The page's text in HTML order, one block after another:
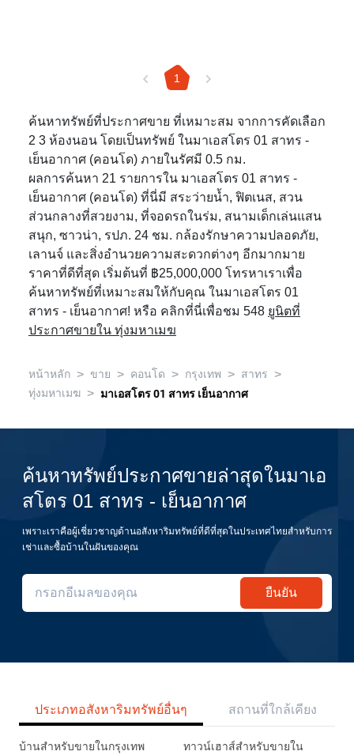
1
ค้นหาทรัพย์ที่ประกาศขาย ที่เหมาะสม จากการคัดเลือก
2 3 ห้องนอน โดยเป็นทรัพย์ ในมาเอสโตร 01 สาทร -
เย็นอากาศ (คอนโด) ภายในรัศมี 0.5 กม.
ผลการค้นหา 21 รายการใน มาเอสโตร 01 สาทร -
เย็นอากาศ (คอนโด) ที่นี่มี สระว่ายน้ำ, ฟิตเนส, สวน
ส่วนกลางที่สวยงาม, ที่จอดรถในร่ม, สนามเด็กเล่นแสน
สนุก, ซาวน่า, รปภ. 24 ชม. กล้องรักษาความปลอดภัย,
เลานจ์ และสิ่งอำนวยความสะดวกต่างๆ อีกมากมาย
ราคาที่ดีที่สุด เริ่มต้นที่ ฿25,000,000 โทรหาเราเพื่อ
ค้นหาทรัพย์ที่เหมาะสมให้กับคุณ ในมาเอสโตร 01
สาทร - เย็นอากาศ! หรือ คลิกที่นี่เพื่อชม 548 ยูนิตที่
ประกาศขายใน ทุ่งมหาเมฆ
หน้าหลัก > ขาย > คอนโด > กรุงเทพ > สาทร >
ทุ่งมหาเมฆ > มาเอสโตร 01 สาทร เย็นอากาศ
ค้นหาทรัพย์ประกาศขายล่าสุดในมาเอ
สโตร 01 สาทร - เย็นอากาศ
เพราะเราคือผู้เชี่ยวชาญด้านอสังหาริมทรัพย์ที่ดีที่สุดในประเทศไทยสำหรับการ
เช่าและซื้อบ้านในฝันของคุณ
ยืนยัน
ประเภทอสังหาริมทรัพย์อื่นๆ สถานที่ใกล้เคียง
บ้านสำหรับขายในกรุงเทพ
ทาวน์เฮาส์สำหรับขายใน